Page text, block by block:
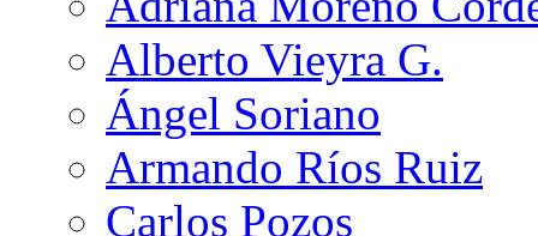
Alberto Vieyra G.
Ángel Soriano
Armando Ríos Ruiz
Carlos Pozos